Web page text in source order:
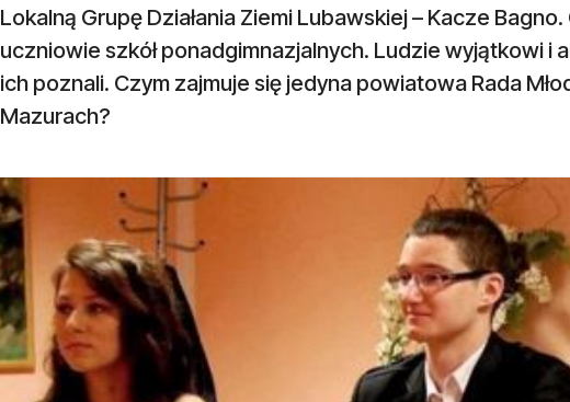
Lokalną Grupę Działania Ziemi Lubawskiej – Kacze
uczniowie szkół ponadgimnazjalnych. Ludzie wyjątkowi i
ich poznali. Czym zajmuje się jedyna powiatowa Rada
Mazurach?